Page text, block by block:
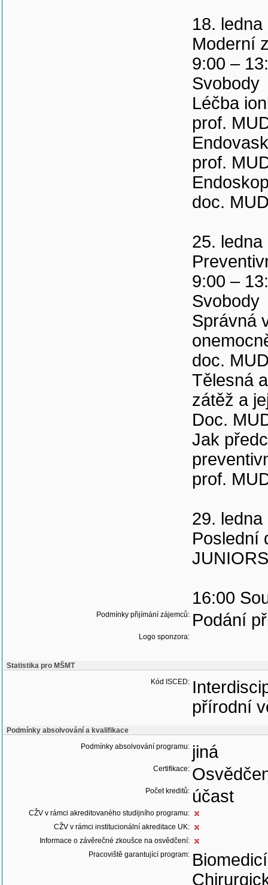
18. ledna
Moderní
9:00 –
Svobody
Léčba
prof.
prof.
doc.
25. ledna
9:00 –
Svobody
Správná
doc.
Tělesná
zátěž a
Doc.
Jak
prof.
29. ledna
Poslední
16:00
Podmínky přijímání zájemců: Podání
Logo sponzora:
Statistika pro MŠMT
Kód ISCED:
přírodní
Podmínky absolvování a kvalifikace
Podmínky absolvování programu: jiná
Certifikace:
Počet kreditů: účast
CŽV v rámci akreditovaného studijního programu:
CŽV v rámci institucionální akreditace UK:
Informace o závěrečné zkoušce na osvědčení:
Pracoviště garantující program: